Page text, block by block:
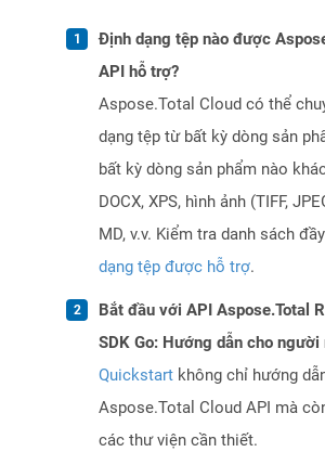
Định dạng tệp nào được
API hỗ trợ?
Aspose.Total Cloud có thể
dạng tệp từ bất kỳ dòng sản
bất kỳ dòng sản phẩm nào
DOCX, XPS, hình ảnh (TIFF,
MD, v.v. Kiểm tra danh sách
dạng tệp được hỗ trợ.
Bắt đầu với API Aspose.Total
SDK Go: Hướng dẫn cho
Quickstart không chỉ hướng
Aspose.Total Cloud API mà
các thư viện cần thiết.